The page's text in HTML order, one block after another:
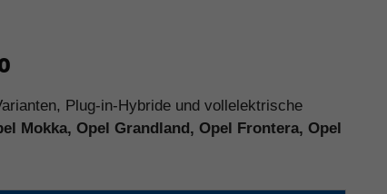
Plug-in-Hybride und vollelektrische
Mokka, Opel Grandland, Opel Frontera, Opel